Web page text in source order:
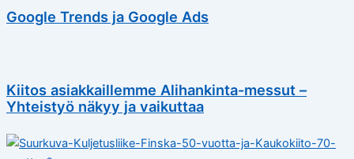
Google Trends ja Google Ads
Kiitos asiakkaillemme Alihankinta-messut –
Yhteistyö näkyy ja vaikuttaa